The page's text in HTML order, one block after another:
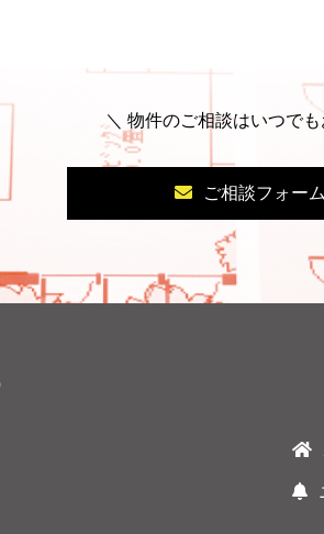
＼ 物件のご相談はいつで
ご相談フォー